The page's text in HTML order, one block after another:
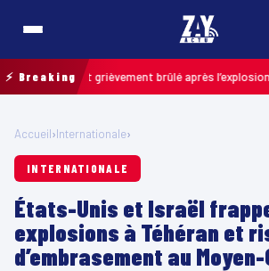
⚡ Breaking
enfant grièvement brûlé après l’explosion d’une
Accueil›Internationale›
INTERNATIONALE
États-Unis et Israël
explosions à Téhéran et
d’embrasement au